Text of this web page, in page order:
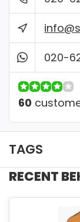
✔ Betaal
Bankcontact
✔ Gratis
✔
020-
60
TAGS
RECENT